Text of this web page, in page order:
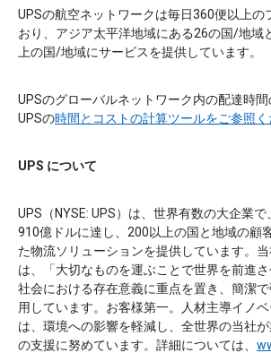
UPSの航空ネットワークは毎日360便以上の
おり、アジア太平洋地域にある26の国/地域
上の国/地域にサービスを提供しています。
UPSのグローバルネットワーク内の配達時間
UPSの時間とコストの計算ツールをご参照く
UPS について
UPS（NYSE: UPS）は、世界有数の大企業
910億ドルに達し、200以上の国と地域の顧
た物流ソリューションを提供しています。
は、「大切なものを運ぶことで世界を前進
社会における存在意義に重点を置き、簡潔
用しています。お客様第一。人材主導イノ
は、環境への影響を軽減し、全世界の当社
の支援に努めています。詳細については、